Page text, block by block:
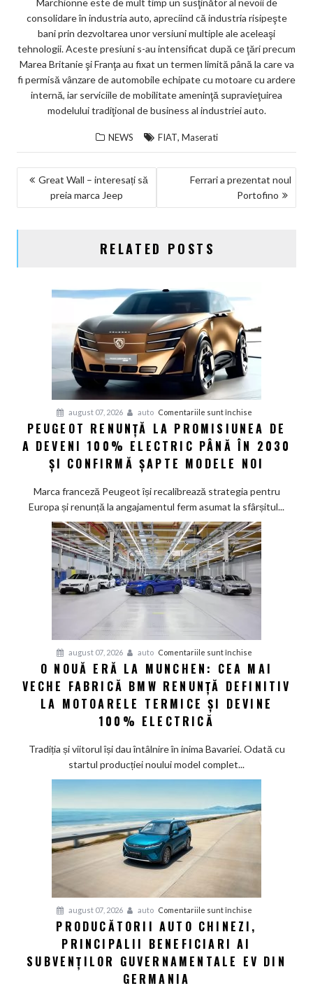
consolidare în industria auto, apreciind că industria risipeşte
bani prin dezvoltarea unor versiuni multiple ale aceleaşi
tehnologii. Aceste presiuni s-au intensificat după ce ţări precum
Marea Britanie şi Franţa au fixat un termen limită până la care va
fi permisă vânzare de automobile echipate cu motoare cu ardere
internă, iar serviciile de mobilitate ameninţă supravieţuirea
modelului tradiţional de business al industriei auto.
NEWS FIAT, Maserati
NAVIGARE
Great Wall – interesați să
preia marca Jeep
Ferrari a prezentat noul
Portofino
RELATED POSTS
august 07, 2026 auto Comentariile sunt închise
Peugeot
renunță
la
de
a
100%
electric
până
2030
șapte
noi
PEUGEOT RENUNȚĂ LA PROMISIUNEA DE
A DEVENI 100% ELECTRIC PÂNĂ ÎN 2030
ȘI CONFIRMĂ ȘAPTE MODELE NOI
Marca franceză Peugeot își recalibrează strategia pentru
Europa și renunță la angajamentul ferm asumat la sfârșitul...
august 07, 2026 auto Comentariile sunt închise
O
nouă
eră
Cea
BMW
renunță
și
100%
O NOUĂ ERĂ LA MUNCHEN: CEA MAI
VECHE FABRICĂ BMW RENUNȚĂ DEFINITIV
LA MOTOARELE TERMICE ȘI DEVINE
100% ELECTRICĂ
Tradiția și viitorul își dau întâlnire în inima Bavariei. Odată cu
startul producției noului model complet...
august 07, 2026 auto Comentariile sunt închise
chinezi,
PRODUCĂTORII AUTO CHINEZI,
PRINCIPALII BENEFICIARI AI
SUBVENȚILOR GUVERNAMENTALE EV DIN
GERMANIA